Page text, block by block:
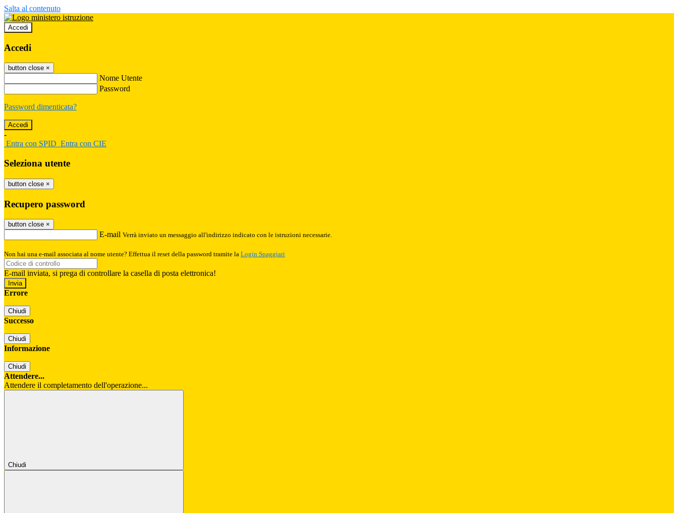
Salta al contenuto
Accedi
Accedi
button close ×
Nome Utente
Password
Password dimenticata?
-
Entra con SPID Entra con CIE
Seleziona utente
button close ×
Recupero password
button close ×
E-mail Verrà inviato un messaggio all'indirizzo indicato con le istruzioni necessarie.
Non hai una e-mail associata al nome utente? Effettua il reset della password tramite la Login Spaggiari
E-mail inviata, si prega di controllare la casella di posta elettronica!
Errore
Chiudi
Successo
Chiudi
Informazione
Chiudi
Attendere...
Attendere il completamento dell'operazione...
Chiudi